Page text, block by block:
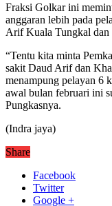
Fraksi Golkar ini
anggaran lebih pada
Arif Kuala Tungkal
“Tentu kita minta
sakit Daud Arif dan
menampung pelayan 6
awal bulan februari ini
Pungkasnya.
(Indra jaya)
Share
Facebook
Twitter
Google +